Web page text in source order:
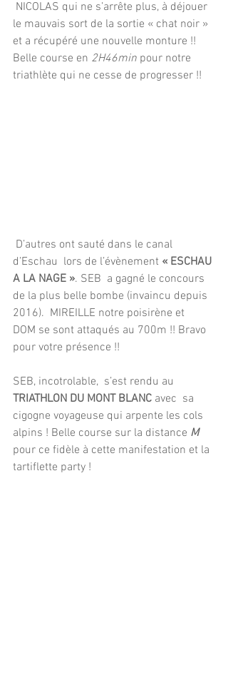
le mauvais sort de la sortie « chat noir »
et a récupéré une nouvelle monture !!
Belle course en 2H46min pour notre
triathlète qui ne cesse de progresser !!
d’Eschau  lors de l’évènement « ESCHAU
A LA NAGE ». SEB  a gagné le concours
de la plus belle bombe (invaincu depuis
2016).  MIREILLE notre poisirène et
DOM se sont attaqués au 700m !! Bravo
pour votre présence !!
SEB, incotrolable,  s’est rendu au
TRIATHLON DU MONT BLANC avec  sa
cigogne voyageuse qui arpente les cols
alpins ! Belle course sur la distance M
pour ce fidèle à cette manifestation et la
tartiflette party !